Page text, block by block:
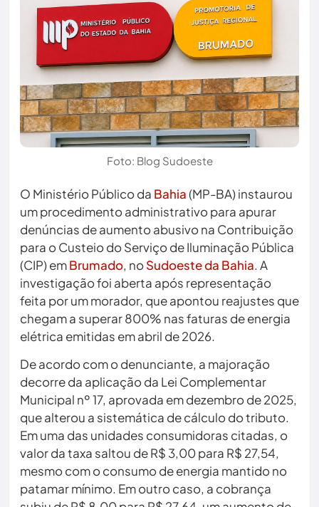
Foto: Blog Sudoeste
O Ministério Público da Bahia(MP-BA) instaurou
um procedimento administrativo para apurar
denúncias de aumento abusivo na Contribuição
para o Custeio do Serviço de Iluminação Pública
(CIP) emBrumado, noSudoeste da Bahia. A
investigação foi aberta após representação
feita por um morador, que apontou reajustes que
chegam a superar 800% nas faturas de energia
elétrica emitidas em abril de 2026.
De acordo com o denunciante, a majoração
decorre da aplicação da Lei Complementar
Municipal nº 17, aprovada em dezembro de 2025,
que alterou a sistemática de cálculo do tributo.
Em uma das unidades consumidoras citadas, o
valor da taxa saltou de R$ 3,00 para R$ 27,54,
mesmo com o consumo de energia mantido no
patamar mínimo. Em outro caso, a cobrança